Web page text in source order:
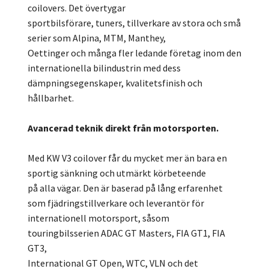
coilovers. Det övertygar
sportbilsförare, tuners, tillverkare av stora och små
serier som Alpina, MTM, Manthey,
Oettinger och många fler ledande företag inom den
internationella bilindustrin med dess
dämpningsegenskaper, kvalitetsfinish och
hållbarhet.
Avancerad teknik direkt från motorsporten.
Med KW V3 coilover får du mycket mer än bara en
sportig sänkning och utmärkt körbeteende
på alla vägar. Den är baserad på lång erfarenhet
som fjädringstillverkare och leverantör för
internationell motorsport, såsom
touringbilsserien ADAC GT Masters, FIA GT1, FIA
GT3,
International GT Open, WTC, VLN och det